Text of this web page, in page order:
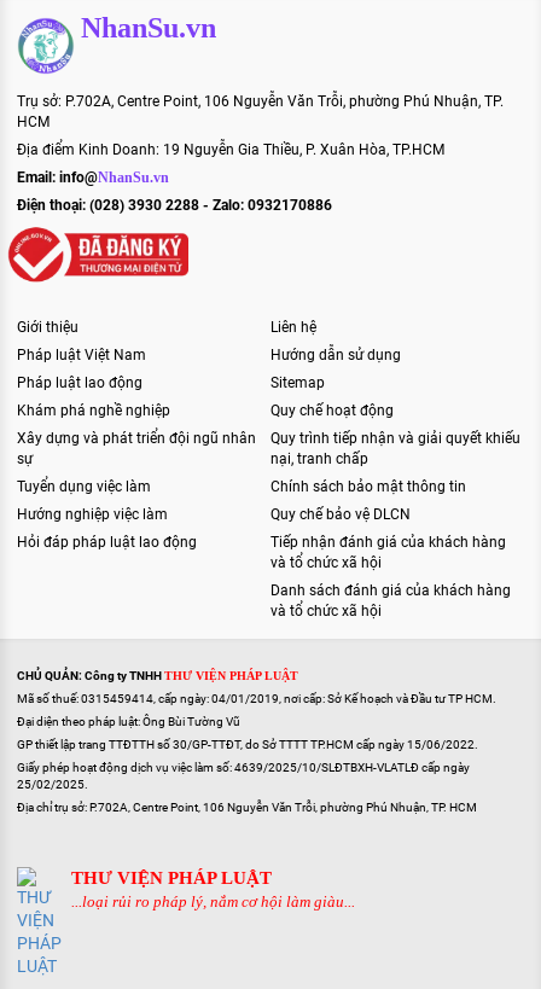
NhanSu.vn
Trụ sở: P.702A, Centre Point, 106 Nguyễn Văn Trỗi, phường Phú Nhuận, TP.
HCM
Địa điểm Kinh Doanh: 19 Nguyễn Gia Thiều, P. Xuân Hòa, TP.HCM
Email: info@NhanSu.vn
Điện thoại: (028) 3930 2288 - Zalo: 0932170886
Giới thiệu
Pháp luật Việt Nam
Pháp luật lao động
Khám phá nghề nghiệp
Xây dựng và phát triển đội ngũ nhân
sự
Tuyển dụng việc làm
Hướng nghiệp việc làm
Hỏi đáp pháp luật lao động
Liên hệ
Hướng dẫn sử dụng
Sitemap
Quy chế hoạt động
Quy trình tiếp nhận và giải quyết khiếu
nại, tranh chấp
Chính sách bảo mật thông tin
Quy chế bảo vệ DLCN
Tiếp nhận đánh giá của khách hàng
và tổ chức xã hội
Danh sách đánh giá của khách hàng
và tổ chức xã hội
CHỦ QUẢN: Công ty TNHHTHƯ VIỆN PHÁP LUẬT
Mã số thuế: 0315459414, cấp ngày: 04/01/2019, nơi cấp: Sở Kế hoạch và Đầu tư TP HCM.
Đại diện theo pháp luật: Ông Bùi Tường Vũ
GP thiết lập trang TTĐTTH số 30/GP-TTĐT, do Sở TTTT TP.HCM cấp ngày 15/06/2022.
Giấy phép hoạt động dịch vụ việc làm số: 4639/2025/10/SLĐTBXH-VLATLĐ cấp ngày
25/02/2025.
Địa chỉ trụ sở: P.702A, Centre Point, 106 Nguyễn Văn Trỗi, phường Phú Nhuận, TP. HCM
THƯ VIỆN PHÁP LUẬT
...loại rủi ro pháp lý, nắm cơ hội làm giàu...